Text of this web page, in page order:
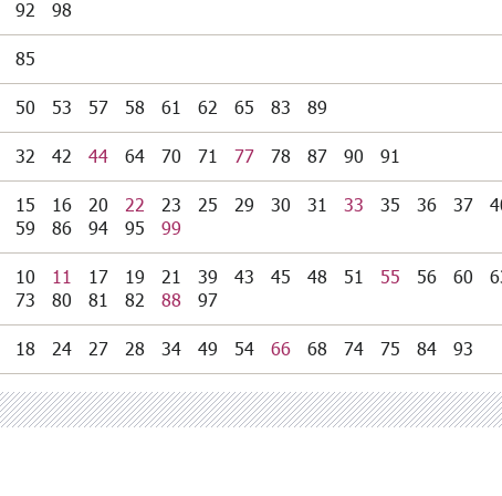
92 98
85
50 53 57 58 61 62 65 83 89
32 42 44 64 70 71 77 78 87 90 91
15 16 20 22 23 25 29 30 31 33 35 36 37
59 86 94 95 99
10 11 17 19 21 39 43 45 48 51 55 56 60
73 80 81 82 88 97
18 24 27 28 34 49 54 66 68 74 75 84 93